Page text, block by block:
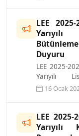
LEE
Duyuru
LEE 2025-
Yarıyılı
16 Ocak
LEE